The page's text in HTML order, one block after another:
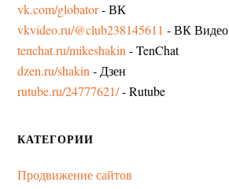
vk.com/globator- ВК
vkvideo.ru/@club238145611 - ВК Видео
tenchat.ru/mikeshakin - TenChat
dzen.ru/shakin - Дзен
rutube.ru/24777621/- Rutube
КАТЕГОРИИ
Продвижение сайтов